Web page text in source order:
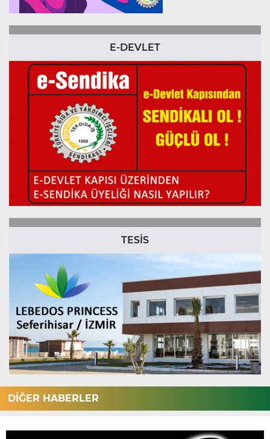
E-DEVLET
TESİS
DİĞER HABERLER